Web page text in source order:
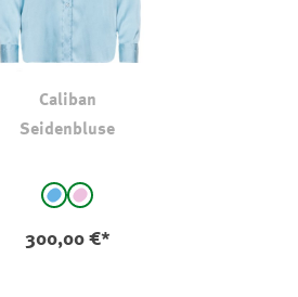
Caliban
Seidenbluse
auswählen
Hellblau
rosa
300,00 €*